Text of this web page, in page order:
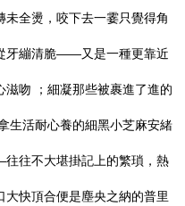
全燙，咬下去一霎只覺得角
牙繃清脆——又是一種更靠近
吻 ；細凝那些被裹進了進的
生活耐心養的細黑小芝麻安緒
往不大堪掛記上的繁瑣，熱
快頂合便是塵央之納的普里